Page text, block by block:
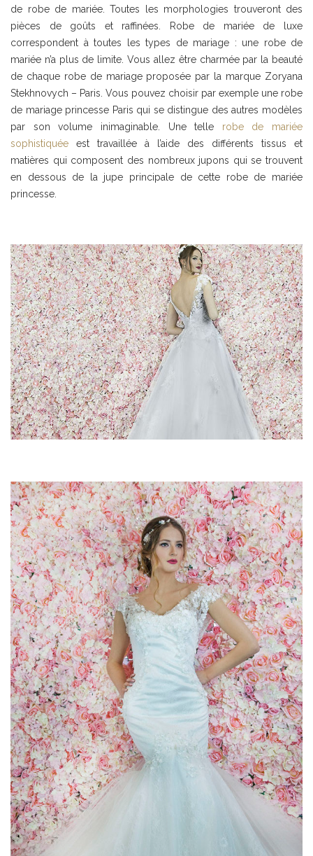
de robe de mariée. Toutes les morphologies trouveront des
pièces de goûts et raffinées. Robe de mariée de luxe
correspondent à toutes les types de mariage : une robe de
mariée n’a plus de limite. Vous allez être charmée par la beauté
de chaque robe de mariage proposée par la marque Zoryana
Stekhnovych – Paris. Vous pouvez choisir par exemple une robe
de mariage princesse Paris qui se distingue des autres modèles
par son volume inimaginable. Une telle robe de mariée
sophistiquée est travaillée à l’aide des différents tissus et
matières qui composent des nombreux jupons qui se trouvent
en dessous de la jupe principale de cette robe de mariée
princesse.